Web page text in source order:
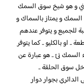
و هو شيخ سوق السمك
السمك و يمتاز بالسماك و
للجميع و يتوفر عندهم
.. او بالكليو .. كما يتوفر
نئ .. هو عبارة عن
سوق الحلقة ..
بجوار دوار